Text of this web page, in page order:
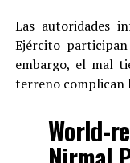
Las autoridades
Ejército
embargo, el mal
terreno complican
World-